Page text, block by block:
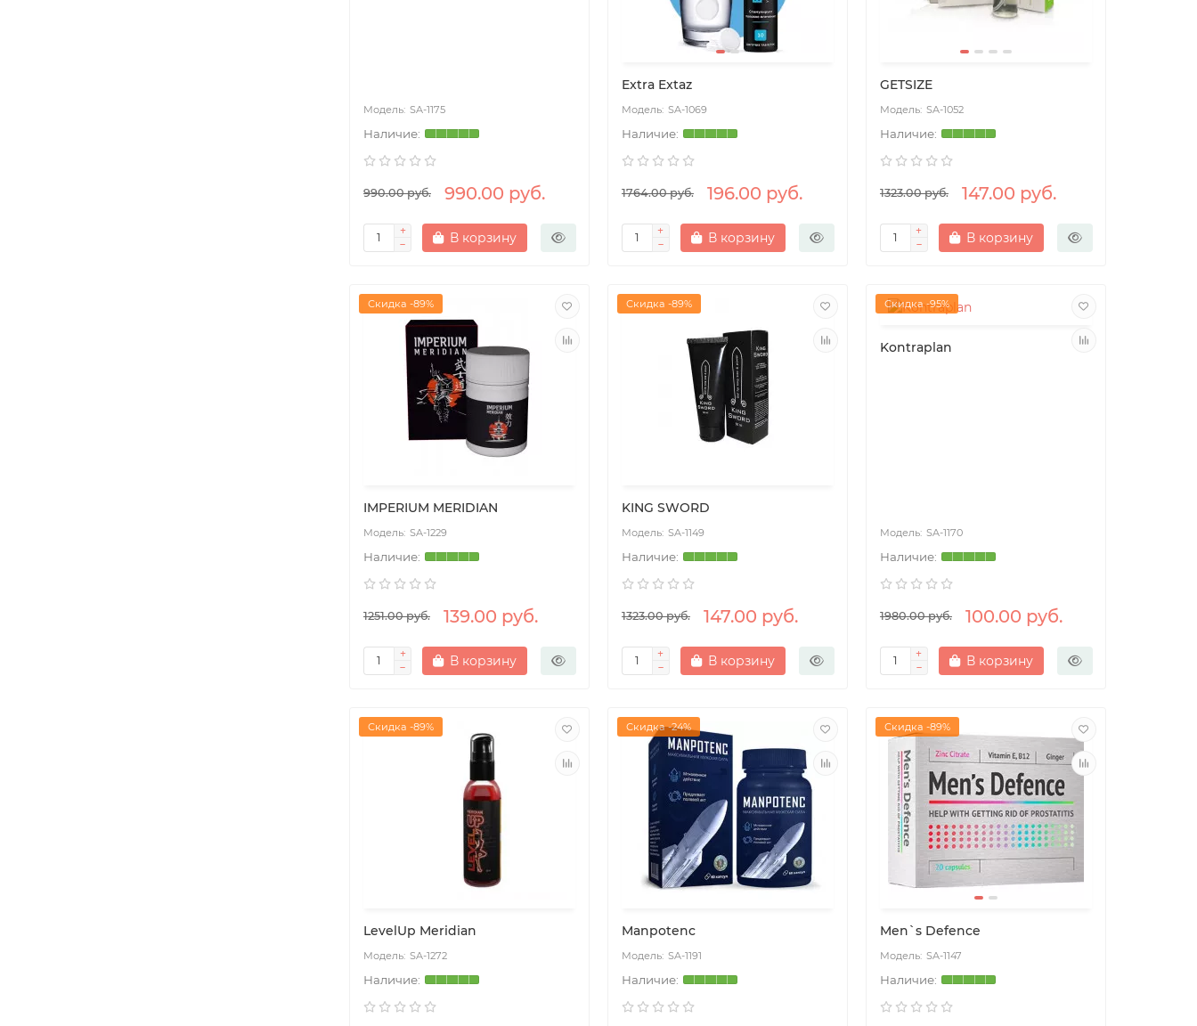
SA-1175
990.00 руб. 990.00 руб.
В корзину
Extra Extaz
SA-1069
1764.00 руб. 196.00 руб.
В корзину
GETSIZE
SA-1052
1323.00 руб. 147.00 руб.
В корзину
Скидка -89%
IMPERIUM MERIDIAN
SA-1229
1251.00 руб. 139.00 руб.
В корзину
Скидка -89%
KING SWORD
SA-1149
1323.00 руб. 147.00 руб.
В корзину
Скидка -95%
Kontraplan
SA-1170
1980.00 руб. 100.00 руб.
В корзину
Скидка -89%
LevelUp Meridian
SA-1272
Скидка -24%
Manpotenc
SA-1191
Скидка -89%
Men`s Defence
SA-1147